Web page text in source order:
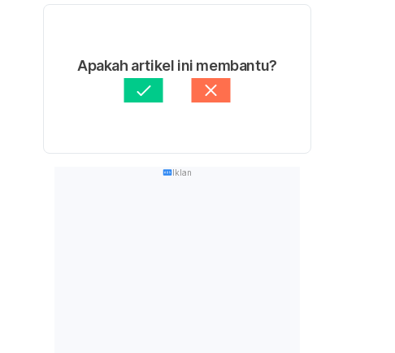
Apakah artikel ini membantu?
Iklan